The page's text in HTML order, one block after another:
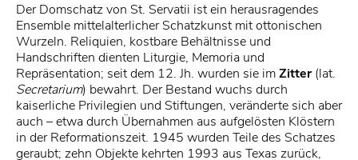
Der Domschatz von St. Servatii ist ein herausragendes
Ensemble mittelalterlicher Schatzkunst mit ottonischen
Wurzeln. Reliquien, kostbare Behältnisse und
Handschriften dienten Liturgie, Memoria und
Repräsentation; seit dem 12. Jh. wurden sie imZitter(lat.
Secretarium) bewahrt. Der Bestand wuchs durch
kaiserliche Privilegien und Stiftungen, veränderte sich aber
auch – etwa durch Übernahmen aus aufgelösten Klöstern
in der Reformationszeit. 1945 wurden Teile des Schatzes
geraubt; zehn Objekte kehrten 1993 aus Texas zurück,